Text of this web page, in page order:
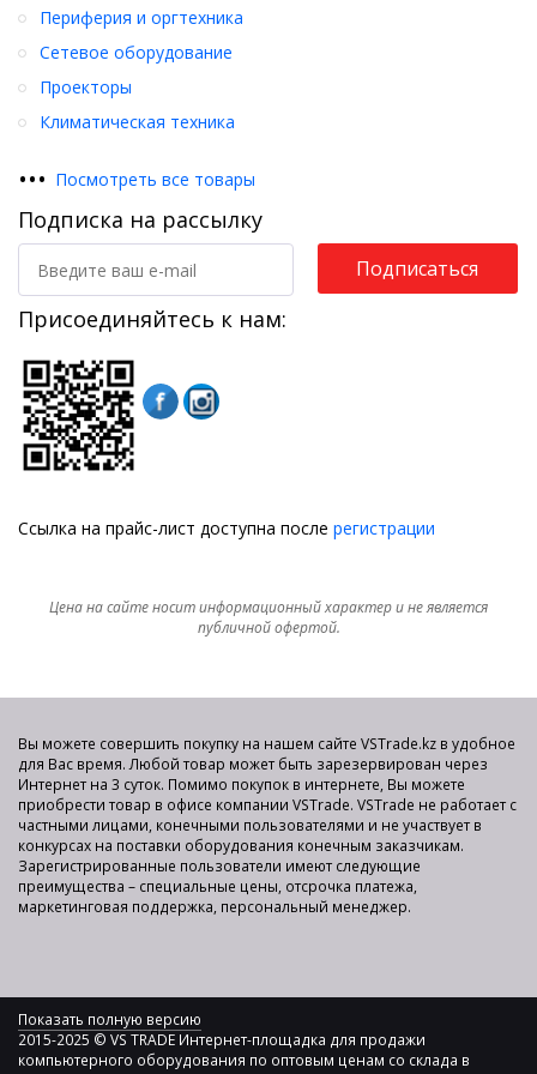
Периферия и оргтехника
Сетевое оборудование
Проекторы
Климатическая техника
••• Посмотреть все товары
Подписка на рассылку
Подписаться
Присоединяйтесь к нам:
Ссылка на прайс-лист доступна после регистрации
Цена на сайте носит информационный характер и не является
публичной офертой.
Вы можете совершить покупку на нашем сайте VSTrade.kz в удобное
для Вас время. Любой товар может быть зарезервирован через
Интернет на 3 суток. Помимо покупок в интернете, Вы можете
приобрести товар в офисе компании VSTrade. VSTrade не работает с
частными лицами, конечными пользователями и не участвует в
конкурсах на поставки оборудования конечным заказчикам.
Зарегистрированные пользователи имеют следующие
преимущества – специальные цены, отсрочка платежа,
маркетинговая поддержка, персональный менеджер.
Показать полную версию
2015-2025 © VS TRADE Интернет-площадка для продажи
компьютерного оборудования по оптовым ценам со склада в